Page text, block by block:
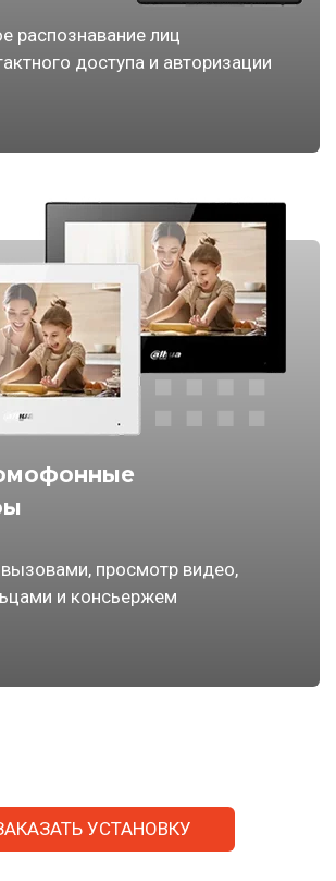
распознавание лиц
доступа и авторизации
просмотр видео,
и консьержем
УСТАНОВКУ